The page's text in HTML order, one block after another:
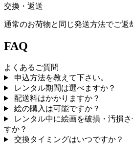
交換・返送
通常のお荷物と同じ発送方法でご返
FAQ
よくあるご質問
申込方法を教えて下さい。
レンタル期間は選べますか？
配送料はかかりますか？
絵の購入は可能ですか？
レンタル中に絵画を破損・汚損
すか？
交換タイミングはいつですか？